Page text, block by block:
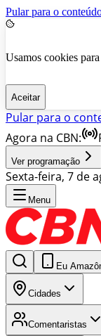
Pular para o
Usamos cookies
Aceitar
Pular para o
Agora na CBN:
Ver programação
Sexta-feira, 7 de
Menu
Eu
Cidades
Comentaristas